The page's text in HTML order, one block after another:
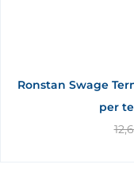
Ronstan Swage
per